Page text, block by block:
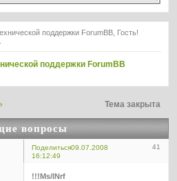
поддержки ForumBB, Гость!
поддержки ForumBB
вопросы
Тема закрыта
Поделиться 41
09.07.2008
16:12:49
!!!Ms/INrf